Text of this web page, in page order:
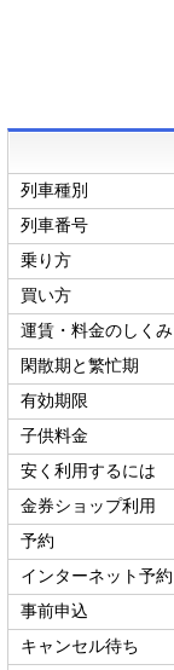
列車種別
列車番号
乗り方
買い方
運賃・料金のしくみ
閑散期と繁忙期
有効期限
子供料金
安く利用するには
金券ショップ利用
予約
インターネット予約
事前申込
キャンセル待ち